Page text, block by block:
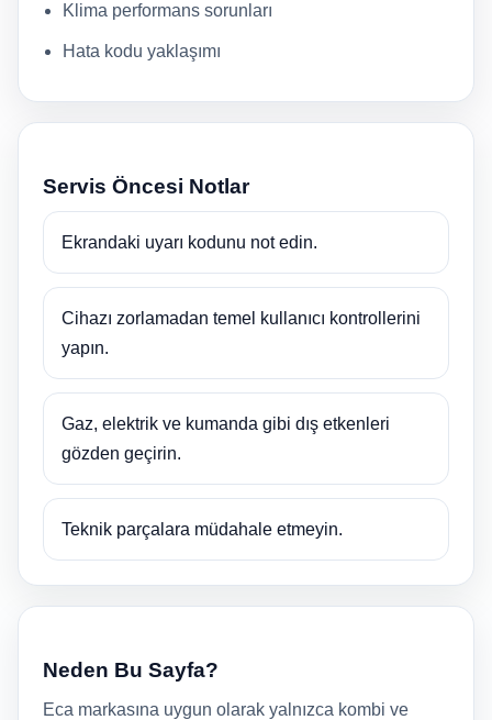
Klima performans sorunları
Hata kodu yaklaşımı
Servis Öncesi Notlar
Ekrandaki uyarı kodunu not edin.
Cihazı zorlamadan temel kullanıcı kontrollerini
yapın.
Gaz, elektrik ve kumanda gibi dış etkenleri
gözden geçirin.
Teknik parçalara müdahale etmeyin.
Neden Bu Sayfa?
Eca markasına uygun olarak yalnızca kombi ve